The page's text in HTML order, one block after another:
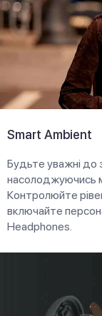
Smart Ambient
Будьте уважні до
насолоджуючись
Контролюйте
включайте
Headphones.